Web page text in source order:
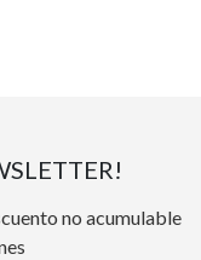
no acumulable